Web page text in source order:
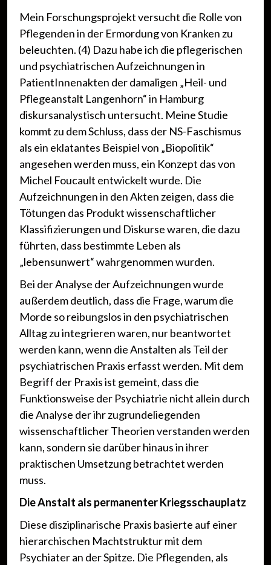
Mein Forschungsprojekt versucht die Rolle von
Pflegenden in der Ermordung von Kranken zu
beleuchten. (4) Dazu habe ich die pflegerischen
und psychiatrischen Aufzeichnungen in
PatientInnenakten der damaligen „Heil- und
Pflegeanstalt Langenhorn“ in Hamburg
diskursanalystisch untersucht. Meine Studie
kommt zu dem Schluss, dass der NS-Faschismus
als ein eklatantes Beispiel von „Biopolitik“
angesehen werden muss, ein Konzept das von
Michel Foucault entwickelt wurde. Die
Aufzeichnungen in den Akten zeigen, dass die
Tötungen das Produkt wissenschaftlicher
Klassifizierungen und Diskurse waren, die dazu
führten, dass bestimmte Leben als
„lebensunwert“ wahrgenommen wurden.
Bei der Analyse der Aufzeichnungen wurde
außerdem deutlich, dass die Frage, warum die
Morde so reibungslos in den psychiatrischen
Alltag zu integrieren waren, nur beantwortet
werden kann, wenn die Anstalten als Teil der
psychiatrischen Praxis erfasst werden. Mit dem
Begriff der Praxis ist gemeint, dass die
Funktionsweise der Psychiatrie nicht allein durch
die Analyse der ihr zugrundeliegenden
wissenschaftlicher Theorien verstanden werden
kann, sondern sie darüber hinaus in ihrer
praktischen Umsetzung betrachtet werden
muss.
Die Anstalt als permanenter Kriegsschauplatz
Diese disziplinarische Praxis basierte auf einer
hierarchischen Machtstruktur mit dem
Psychiater an der Spitze. Die Pflegenden, als